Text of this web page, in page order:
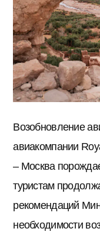
Возобновление
авиакомпании
– Москва
туристам
рекомендаций
необходимости